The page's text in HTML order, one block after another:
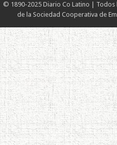
© 1890-2025 Diario Co Latino | Todos
de la Sociedad Cooperativa de